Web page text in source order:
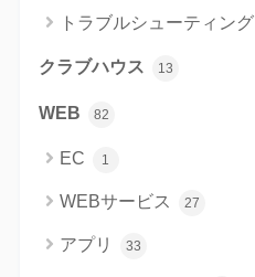
トラブルシューティング
クラブハウス 13
WEB 82
EC 1
WEBサービス 27
アプリ 33